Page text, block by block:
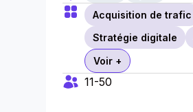
Acquisition de trafic
Stratégie digitale
Voir +
11-50